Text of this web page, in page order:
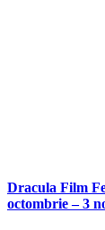
Dracula Film
octombrie – 3